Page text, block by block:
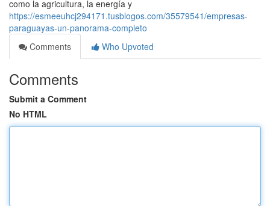
como la agricultura, la energía y
https://esmeeuhcj294171.tusblogos.com/35579541/empresas-
paraguayas-un-panorama-completo
Comments
Who Upvoted
Comments
Submit a Comment
No HTML